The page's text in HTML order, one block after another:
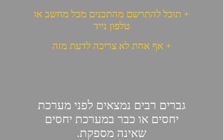
+ תוכל להתרשם מהתכנים מכל מחשב או
טלפון נייד
+ אף אחת לא צריכה לדעת מזה
גברים רבים נמצאים לפני מערכת
יחסים או כבר במערכת יחסים
שאינה מספקת.